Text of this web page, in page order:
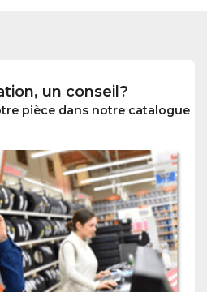
un conseil?
pièce dans notre catalogue